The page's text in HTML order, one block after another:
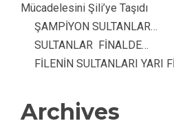
Mücadelesini Şili’ye Taşıdı
ŞAMPİYON SULTANLAR…
SULTANLAR FİNALDE…
FİLENİN SULTANLARI YARI
Archives